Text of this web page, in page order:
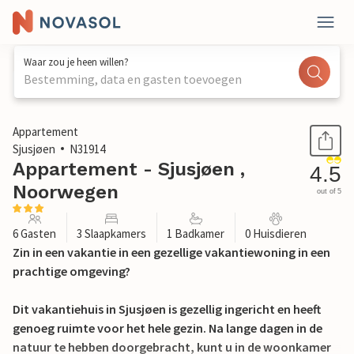
Waar zou je heen willen?
Bestemming, data en gasten toevoegen
1 / 13
Appartement
Sjusjøen
N31914
Appartement - Sjusjøen ,
Noorwegen
4.5
out of 5
6 Gasten 3 Slaapkamers 1 Badkamer 0 Huisdieren
Zin in een vakantie in een gezellige vakantiewoning in een
prachtige omgeving?
Dit vakantiehuis in Sjusjøen is gezellig ingericht en heeft
genoeg ruimte voor het hele gezin. Na lange dagen in de
natuur te hebben doorgebracht, kunt u in de woonkamer